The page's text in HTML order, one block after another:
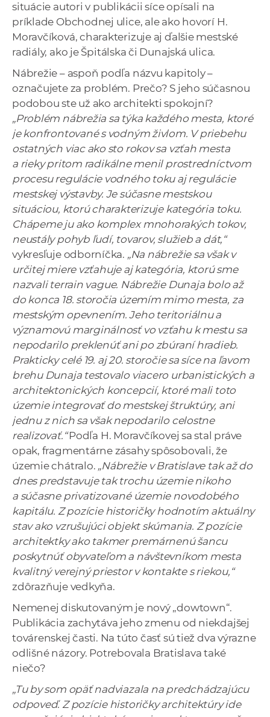
situácie autori v publikácii síce opísali na
príklade Obchodnej ulice, ale ako hovorí H.
Moravčíková, charakterizuje aj ďalšie mestské
radiály, ako je Špitálska či Dunajská ulica.
Nábrežie – aspoň podľa názvu kapitoly –
označujete za problém. Prečo? S jeho súčasnou
podobou ste už ako architekti spokojní?
„Problém nábrežia sa týka každého mesta, ktoré
je konfrontované s vodným živlom. V priebehu
ostatných viac ako sto rokov sa vzťah mesta
a rieky pritom radikálne menil prostredníctvom
procesu regulácie vodného toku aj regulácie
mestskej výstavby. Je súčasne mestskou
situáciou, ktorú charakterizuje kategória toku.
Chápeme ju ako komplex mnohorakých tokov,
neustály pohyb ľudí, tovarov, služieb a dát,“
vykresľuje odborníčka. „Na nábrežie sa však v
určitej miere vzťahuje aj kategória, ktorú sme
nazvali terrain vague. Nábrežie Dunaja bolo až
do konca 18. storočia územím mimo mesta, za
mestským opevnením. Jeho teritoriálnu a
významovú marginálnosť vo vzťahu k mestu sa
nepodarilo preklenúť ani po zbúraní hradieb.
Prakticky celé 19. aj 20. storočie sa síce na ľavom
brehu Dunaja testovalo viacero urbanistických a
architektonických koncepcií, ktoré mali toto
územie integrovať do mestskej štruktúry, ani
jednu z nich sa však nepodarilo celostne
realizovať.“Podľa H. Moravčíkovej sa stal práve
opak, fragmentárne zásahy spôsobovali, že
územie chátralo. „Nábrežie v Bratislave tak až do
dnes predstavuje tak trochu územie nikoho
a súčasne privatizované územie novodobého
kapitálu. Z pozície historičky hodnotím aktuálny
stav ako vzrušujúci objekt skúmania. Z pozície
architektky ako takmer premárnenú šancu
poskytnúť obyvateľom a návštevníkom mesta
kvalitný verejný priestor v kontakte s riekou,“
zdôrazňuje vedkyňa.
Nemenej diskutovaným je nový „dowtown“.
Publikácia zachytáva jeho zmenu od niekdajšej
továrenskej časti. Na túto časť sú tiež dva výrazne
odlišné názory. Potrebovala Bratislava také
niečo?
„Tu by som opäť nadviazala na predchádzajúcu
odpoveď. Z pozície historičky architektúry ide